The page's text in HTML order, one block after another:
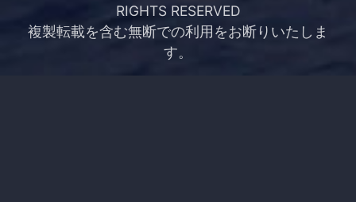
RIGHTS RESERVED
複製転載を含む無断での利用をお断りいたしま
す。